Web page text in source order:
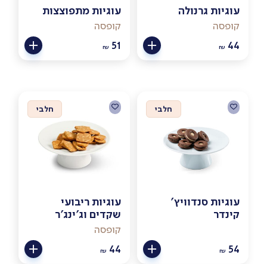
עוגיות גרנולה
קופסה
₪ 44
עוגיות מתפוצצות
קופסה
₪ 51
חלבי
עוגיות סנדוויץ'
קינדר
₪ 54
חלבי
עוגיות ריבועי
שקדים וג'ינג'ר
קופסה
₪ 44